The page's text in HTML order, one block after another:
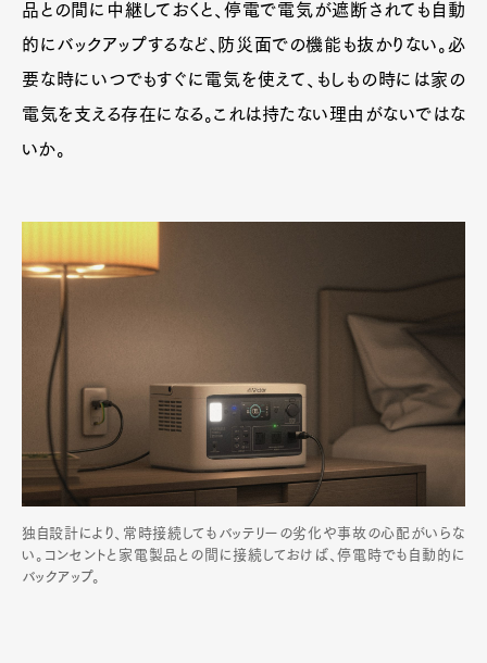
品との間に中継しておくと、停電で電気が遮断されても自動
的にバックアップするなど、防災面での機能も抜かりない。必
要な時にいつでもすぐに電気を使えて、もしもの時には家の
電気を支える存在になる。これは持たない理由がないではな
いか。
独自設計により、常時接続してもバッテリーの劣化や事故の心配がいらな
い。コンセントと家電製品との間に接続しておけば、停電時でも自動的に
バックアップ。